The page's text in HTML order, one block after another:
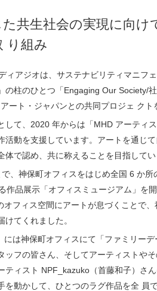
共生社会の実現に向け
り組み
ィアジオは、サステナビリティマニフ
の柱のひとつ「Engaging Our Society/
ート・ジャパンとの共同プロジェ クト
して、2020 年からは「MHD アーティ
活動を支援しています。アートを通じ
体で認め、共に称えることを目指してい
、神保町オフィスをはじめ全国 6 か
作品展示「オフィスミュージアム」を
オフィス空間にアートが息づくことで
けてくれました。
には神保町オフィスにて「ファミリー
ッフの皆さん、そしてアーティストや
ティスト NPF_kazuko（首藤和子）さ
を動かして、ひとつのラグ作品を全 員